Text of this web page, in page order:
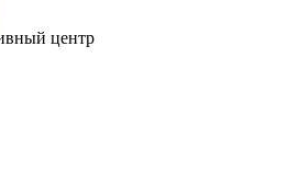
центр